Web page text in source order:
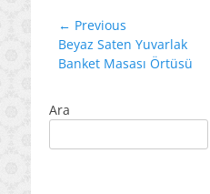
Yazı
gezinmesi
← Previous
Previous
post:
Beyaz Saten Yuvarlak
Banket Masası Örtüsü
Ara